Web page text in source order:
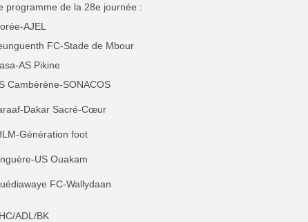
programme de la 28e journée :
AJEL
FC-Stade de Mbour
AS Pikine
Cambèrène-SONACOS
Dakar Sacré-Cœur
Génération foot
US Ouakam
FC-Wallydaan
ADL/BK